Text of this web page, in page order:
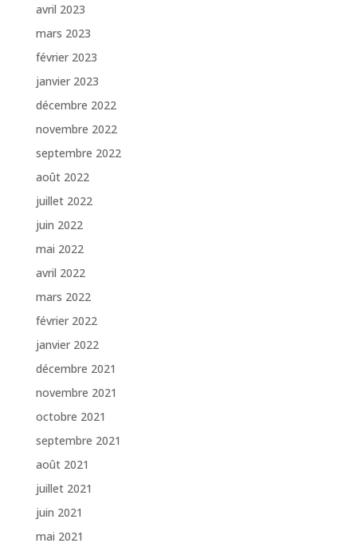
avril 2023
mars 2023
février 2023
janvier 2023
décembre 2022
novembre 2022
septembre 2022
août 2022
juillet 2022
juin 2022
mai 2022
avril 2022
mars 2022
février 2022
janvier 2022
décembre 2021
novembre 2021
octobre 2021
septembre 2021
août 2021
juillet 2021
juin 2021
mai 2021